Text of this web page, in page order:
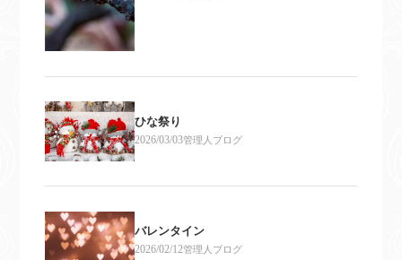
ひな祭り
2026/03/03管理人ブログ
バレンタイン
2026/02/12管理人ブログ